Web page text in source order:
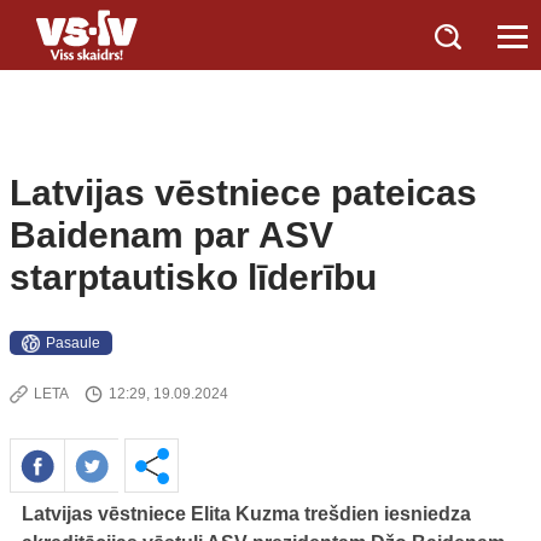
Latvijas vēstniece pateicas
Baidenam par ASV
starptautisko līderību
Pasaule
LETA 12:29, 19.09.2024
Latvijas vēstniece Elita Kuzma trešdien iesniedza